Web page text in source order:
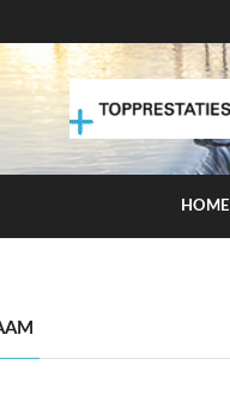
HOME
augustus kans op smog door ozon